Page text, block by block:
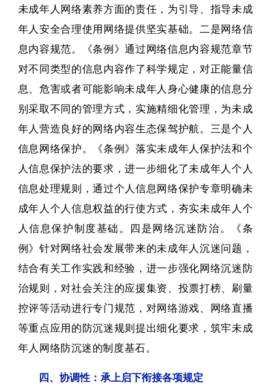
未成年人网络素养方面的责任，为引导、指导未成
年人安全合理使用网络提供坚实基础。 二是网络信
息内容规范。
《条例》通过网络信息内容规范章节
对不同类型的信息内容作了科学规定，对正能量信
息、危害或者可能影响未成年人身心健康的信息分
别采取不同的管理方式，实施精细化管理，为未成
年人营造良好的网络内容生态保驾护航。 三是个人
信息网络保护。
《条例》落实未成年人保护法和个
人信息保护法的要求，进一步细化了未成年人个人
信息处理规则，通过个人信息网络保护专章明确未
成年人个人信息权益的行使方式，夯实未成年人个
人信息保护制度基础。 四是网络沉迷防治。
《条
例》针对网络社会发展带来的未成年人沉迷问题，
结合有关工作实践和经验，进一步强化网络沉迷防
治规则，对社会关注的应援集资、投票打榜、刷量
控评等活动进行专门规范，对网络游戏、网络直播
等重点应用的防沉迷规则提出细化要求，筑牢未成
年人网络防沉迷的制度基石。
四、协调性：承上启下衔接各项规定